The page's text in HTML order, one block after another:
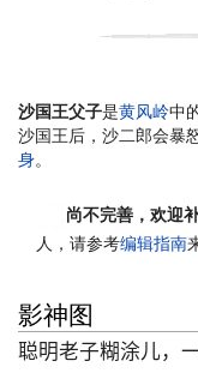
沙国王父子是黄风岭中
沙国王后，沙二郎会暴
身。
尚不完善，欢迎
人 ，请参考编辑指南
影神图
聪明老子糊涂儿，